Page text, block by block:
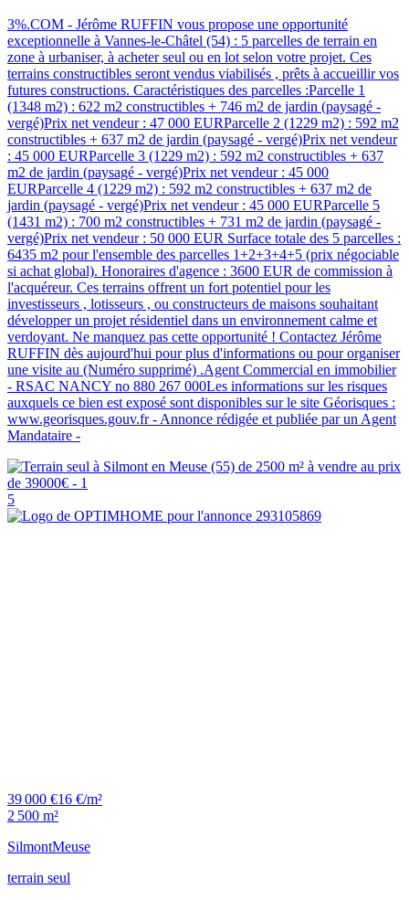
3%.COM - Jérôme RUFFIN vous propose une opportunité
exceptionnelle à Vannes-le-Châtel (54) : 5 parcelles de terrain en
zone à urbaniser, à acheter seul ou en lot selon votre projet. Ces
terrains constructibles seront vendus viabilisés , prêts à accueillir vos
futures constructions. Caractéristiques des parcelles :Parcelle 1
(1348 m2) : 622 m2 constructibles + 746 m2 de jardin (paysagé -
vergé)Prix net vendeur : 47 000 EURParcelle 2 (1229 m2) : 592 m2
constructibles + 637 m2 de jardin (paysagé - vergé)Prix net vendeur
: 45 000 EURParcelle 3 (1229 m2) : 592 m2 constructibles + 637
m2 de jardin (paysagé - vergé)Prix net vendeur : 45 000
EURParcelle 4 (1229 m2) : 592 m2 constructibles + 637 m2 de
jardin (paysagé - vergé)Prix net vendeur : 45 000 EURParcelle 5
(1431 m2) : 700 m2 constructibles + 731 m2 de jardin (paysagé -
vergé)Prix net vendeur : 50 000 EUR Surface totale des 5 parcelles :
6435 m2 pour l'ensemble des parcelles 1+2+3+4+5 (prix négociable
si achat global). Honoraires d'agence : 3600 EUR de commission à
l'acquéreur. Ces terrains offrent un fort potentiel pour les
investisseurs , lotisseurs , ou constructeurs de maisons souhaitant
développer un projet résidentiel dans un environnement calme et
verdoyant. Ne manquez pas cette opportunité ! Contactez Jérôme
RUFFIN dès aujourd'hui pour plus d'informations ou pour organiser
une visite au (Numéro supprimé) .Agent Commercial en immobilier
- RSAC NANCY no 880 267 000Les informations sur les risques
auxquels ce bien est exposé sont disponibles sur le site Géorisques :
www.georisques.gouv.fr - Annonce rédigée et publiée par un Agent
Mandataire -
5
39 000 €16 €/m²
2 500 m²
SilmontMeuse
terrain seul